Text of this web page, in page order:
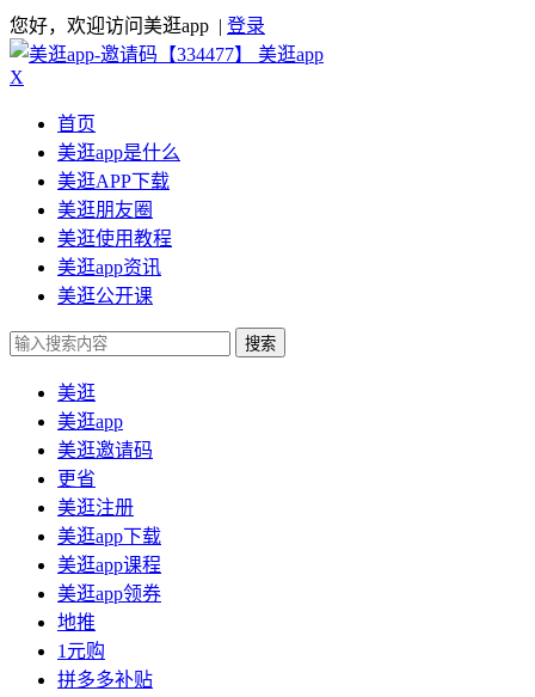
您好，欢迎访问美逛app | 登录
美逛app
X
首页
美逛app是什么
美逛APP下载
美逛朋友圈
美逛使用教程
美逛app资讯
美逛公开课
搜索
美逛
美逛app
美逛邀请码
更省
美逛注册
美逛app下载
美逛app课程
美逛app领券
地推
1元购
拼多多补贴